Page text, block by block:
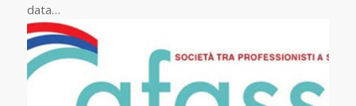
data…